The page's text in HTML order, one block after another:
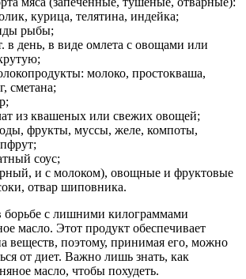
курица, телятина, индейка;
рыбы;
в день, в виде омлета с овощами или
молоко, простокваша,
сметана;
из квашеных или свежих овощей;
фрукты, муссы, желе, компоты,
соус;
и с молоком), овощные и фруктовые
отвар шиповника.
с лишними килограммами
масло. Этот продукт обеспечивает
веществ, поэтому, принимая его, можно
от диет. Важно лишь знать, как
масло, чтобы похудеть.